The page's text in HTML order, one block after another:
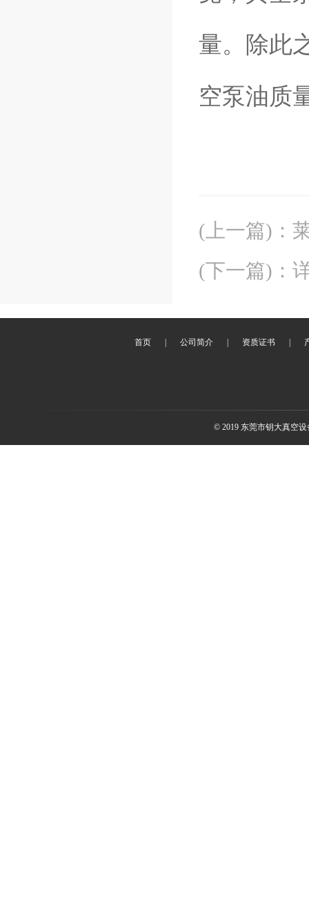
量。除此
空泵油质
(上一篇) ：
(下一篇) ：
首页 公司简介 资质证书
© 2019 东莞市钥大真空